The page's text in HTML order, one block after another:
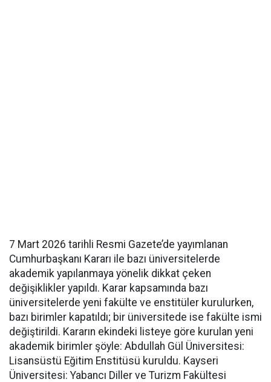
7 Mart 2026 tarihli Resmi Gazete’de yayımlanan
Cumhurbaşkanı Kararı ile bazı üniversitelerde
akademik yapılanmaya yönelik dikkat çeken
değişiklikler yapıldı. Karar kapsamında bazı
üniversitelerde yeni fakülte ve enstitüler kurulurken,
bazı birimler kapatıldı; bir üniversitede ise fakülte ismi
değiştirildi. Kararın ekindeki listeye göre kurulan yeni
akademik birimler şöyle: Abdullah Gül Üniversitesi:
Lisansüstü Eğitim Enstitüsü kuruldu. Kayseri
Üniversitesi: Yabancı Diller ve Turizm Fakültesi